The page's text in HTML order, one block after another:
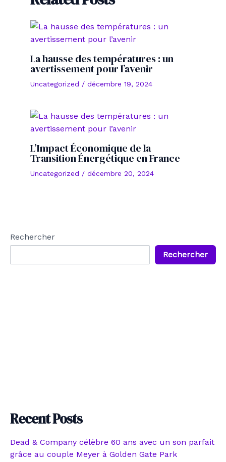
La hausse des températures : un
avertissement pour l’avenir
Uncategorized / décembre 19, 2024
L’Impact Économique de la
Transition Énergétique en France
Uncategorized / décembre 20, 2024
Rechercher
Rechercher
Recent Posts
Dead & Company célèbre 60 ans avec un son parfait
grâce au couple Meyer à Golden Gate Park